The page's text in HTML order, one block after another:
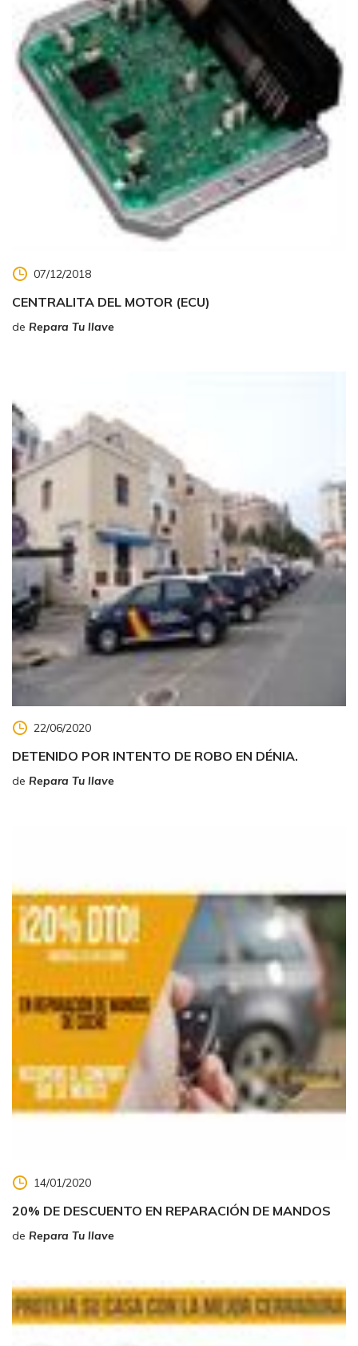
07/12/2018
CENTRALITA DEL MOTOR (ECU)
de Repara Tu llave
22/06/2020
DETENIDO POR INTENTO DE ROBO EN DÉNIA.
de Repara Tu llave
14/01/2020
20% DE DESCUENTO EN REPARACIÓN DE MANDOS
de Repara Tu llave